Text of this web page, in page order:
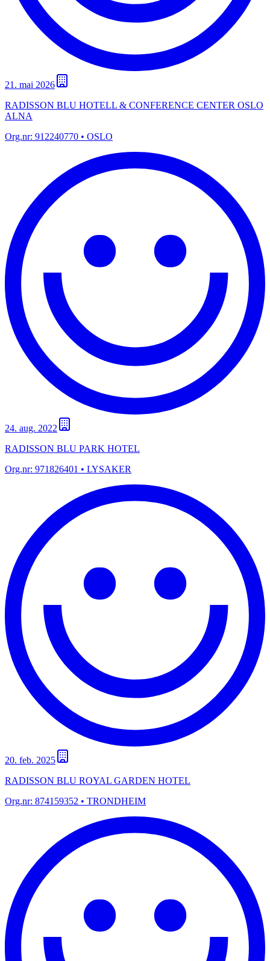
21. mai 2026
RADISSON BLU HOTELL & CONFERENCE CENTER OSLO
ALNA
Org.nr: 912240770 • OSLO
24. aug. 2022
RADISSON BLU PARK HOTEL
Org.nr: 971826401 • LYSAKER
20. feb. 2025
RADISSON BLU ROYAL GARDEN HOTEL
Org.nr: 874159352 • TRONDHEIM